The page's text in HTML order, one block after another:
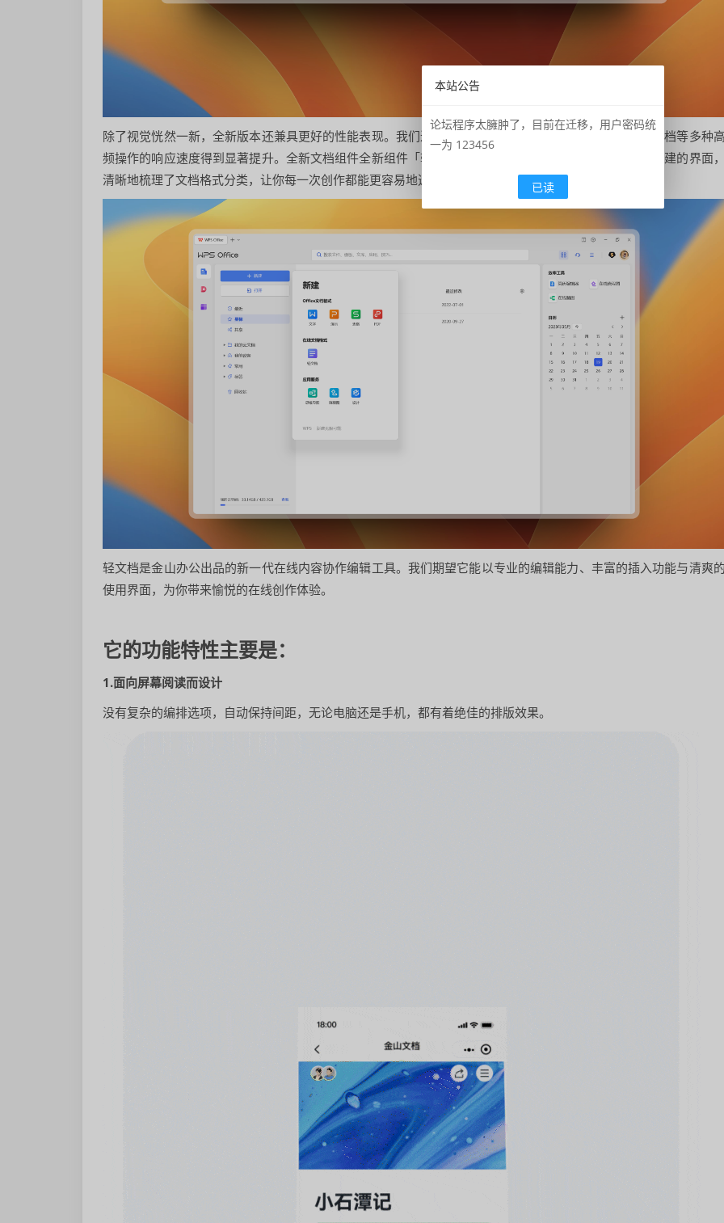
除了视觉恍然一新，全新版本还兼具更好的性能表现。我们进行了多项技术的重构，让软件启动、新建文档等多种
频操作的响应速度得到显著提升。全新文档组件全新组件「轻文档」正式上线了，为此我们重新设计了新建的界面
清晰地梳理了文档格式分类，让你每一次创作都能更容易地选择你所需要的文档，新建无限的可能。
轻文档是金山办公出品的新一代在线内容协作编辑工具。我们期望它能以专业的编辑能力、丰富的插入功能与清爽
使用界面，为你带来愉悦的在线创作体验。
它的功能特性主要是：
1.面向屏幕阅读而设计
没有复杂的编排选项，自动保持间距，无论电脑还是手机，都有着绝佳的排版效果。
本站公告
论坛程序太臃肿了，目前在迁移，用户密码统
一为 123456
已读